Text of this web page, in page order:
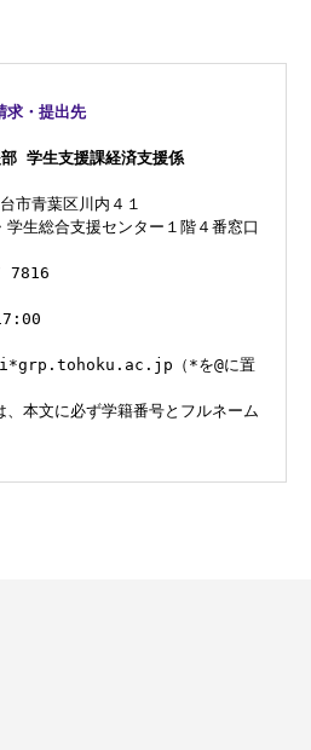
求・提出先
学生支援課経済支援係
青葉区川内４１
学生総合支援センター１階４番窓口
7816
（*を@に置
本文に必ず学籍番号とフルネーム